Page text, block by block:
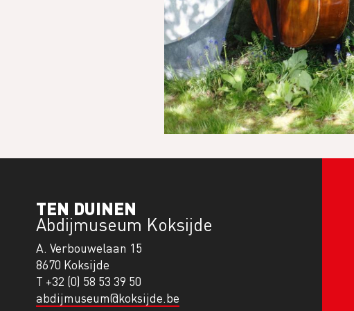
TEN DUINEN
Abdijmuseum Koksijde
A. Verbouwelaan 15
8670 Koksijde
T +32 (0) 58 53 39 50
abdijmuseum@koksijde.be